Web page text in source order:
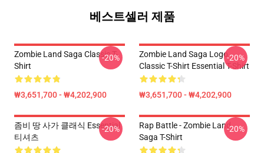
베스트셀러 제품
Zombie Land Saga Classic T-
Shirt
₩3,651,700 - ₩4,202,900
-20%
Zombie Land Saga Logo
Classic T-Shirt Essential T-Shirt
₩3,651,700 - ₩4,202,900
-20%
좀비 땅 사가 클래식 Essential
티셔츠
-20%
Rap Battle - Zombie Land
Saga T-Shirt
-20%